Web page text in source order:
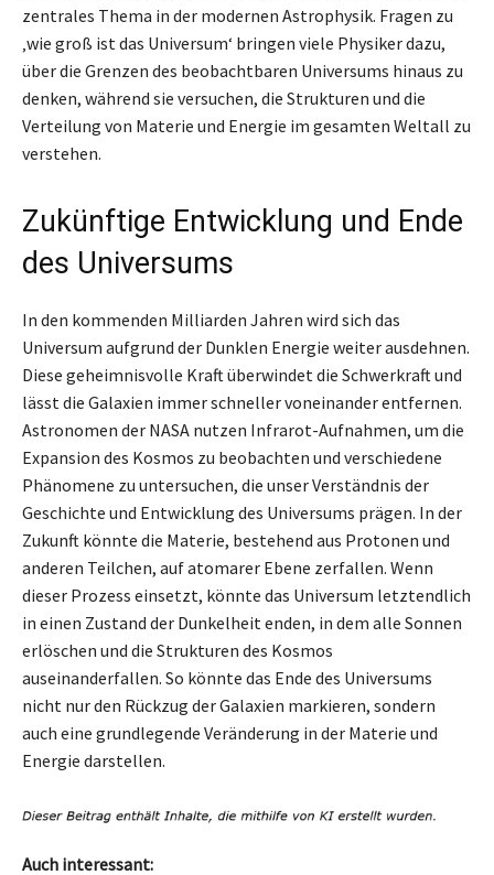
zentrales Thema in der modernen Astrophysik. Fragen zu
‚wie groß ist das Universum‘ bringen viele Physiker dazu,
über die Grenzen des beobachtbaren Universums hinaus zu
denken, während sie versuchen, die Strukturen und die
Verteilung von Materie und Energie im gesamten Weltall zu
verstehen.
Zukünftige Entwicklung und Ende
des Universums
In den kommenden Milliarden Jahren wird sich das
Universum aufgrund der Dunklen Energie weiter ausdehnen.
Diese geheimnisvolle Kraft überwindet die Schwerkraft und
lässt die Galaxien immer schneller voneinander entfernen.
Astronomen der NASA nutzen Infrarot-Aufnahmen, um die
Expansion des Kosmos zu beobachten und verschiedene
Phänomene zu untersuchen, die unser Verständnis der
Geschichte und Entwicklung des Universums prägen. In der
Zukunft könnte die Materie, bestehend aus Protonen und
anderen Teilchen, auf atomarer Ebene zerfallen. Wenn
dieser Prozess einsetzt, könnte das Universum letztendlich
in einen Zustand der Dunkelheit enden, in dem alle Sonnen
erlöschen und die Strukturen des Kosmos
auseinanderfallen. So könnte das Ende des Universums
nicht nur den Rückzug der Galaxien markieren, sondern
auch eine grundlegende Veränderung in der Materie und
Energie darstellen.
Auch interessant: